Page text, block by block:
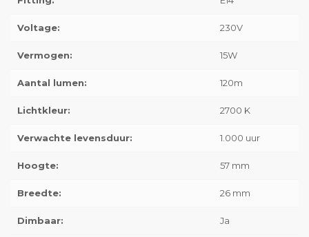
Voltage: 230V
Vermogen: 15W
Aantal lumen: 120m
Lichtkleur: 2700 K
Verwachte levensduur: 1.000 uur
Hoogte: 57 mm
Breedte: 26 mm
Dimbaar: Ja